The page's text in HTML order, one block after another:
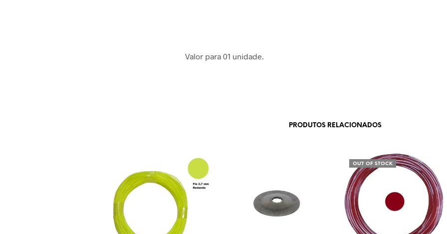
Valor para 01 unidade.
PRODUTOS RELACIONADOS
OUT OF STOCK